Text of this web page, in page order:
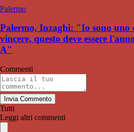
Palermo
Palermo, Inzaghi: "Io sono uno
vincere, questo deve essere
A"
Commenti
Invia Commento
Tutti
Leggi altri commenti